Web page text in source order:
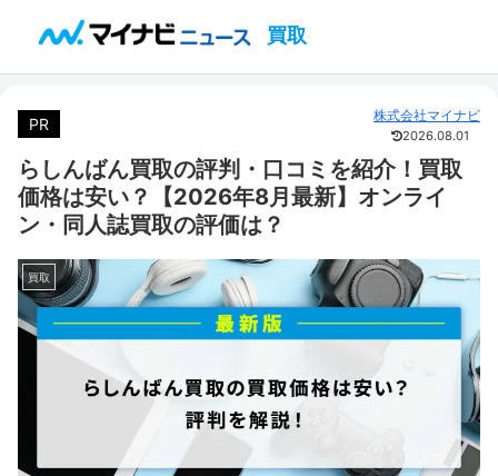
買取
PR 株式会社マイナビ
2026.08.01
らしんばん買取の評判・口コミを紹介！買取
価格は安い？【2026年8月最新】オンライ
ン・同人誌買取の評価は？
買取